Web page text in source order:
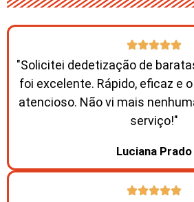
"Solicitei dedetização de
foi excelente. Rápido, eficaz e
atencioso. Não vi mais
serviço!"
Luciana Prado